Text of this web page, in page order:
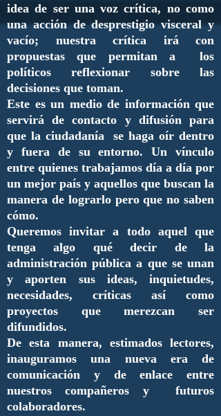
idea de ser una voz crítica, no como
una acción de desprestigio visceral y
vacío; nuestra crítica irá con
propuestas que permitan a los
políticos reflexionar sobre las
decisiones que toman.
Este es un medio de información que
servirá de contacto y difusión para
que la ciudadanía se haga oír dentro
y fuera de su entorno. Un vínculo
entre quienes trabajamos día a día por
un mejor país y aquellos que buscan la
manera de lograrlo pero que no saben
cómo.
Queremos invitar a todo aquel que
tenga algo qué decir de la
administración pública a que se unan
y aporten sus ideas, inquietudes,
necesidades, críticas así como
proyectos que merezcan ser
difundidos.
De esta manera, estimados lectores,
inauguramos una nueva era de
comunicación y de enlace entre
nuestros compañeros y futuros
colaboradores.